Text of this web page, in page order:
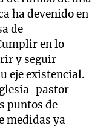
ha devenido en
de
en lo
y seguir
eje existencial.
pastor
puntos de
medidas ya